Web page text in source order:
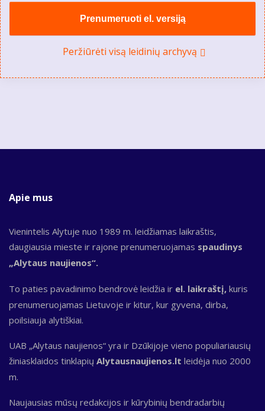
Prenumeruoti el. versiją
Peržiūrėti visą leidinių archyvą
Apie mus
Vienintelis Alytuje nuo 1989 m. leidžiamas laikraštis,
daugiausia mieste ir rajone prenumeruojamas spaudinys
„Alytaus naujienos“.
To paties pavadinimo bendrovė leidžia ir el. laikraštį, kuris
prenumeruojamas Lietuvoje ir kitur, kur gyvena, dirba,
poilsiauja alytiškiai.
UAB „Alytaus naujienos“ yra ir Dzūkijoje vieno populiariausių
žiniasklaidos tinklapių Alytausnaujienos.lt leidėja nuo 2000
m.
Naujausias mūsų redakcijos ir kūrybinių bendradarbių